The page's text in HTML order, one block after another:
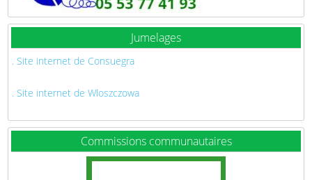
Jumelages
. Site internet de Consuegra
. Site internet de Wloszczowa
Commissions communautaires